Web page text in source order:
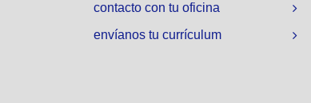
contacto con tu oficina
envíanos tu currículum